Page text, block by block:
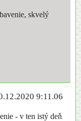
skvelý
9:11.06
- v ten istý deň